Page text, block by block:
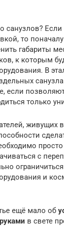
санузлов? Если
то
габариты
к которым
В
если
только
живущих
с
и
ещё мало об
в свете